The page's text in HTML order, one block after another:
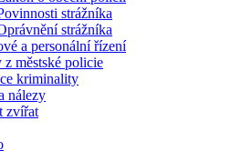
strážníka
strážníka
a personální řízení
z městské policie
kriminality
nálezy
zvířat